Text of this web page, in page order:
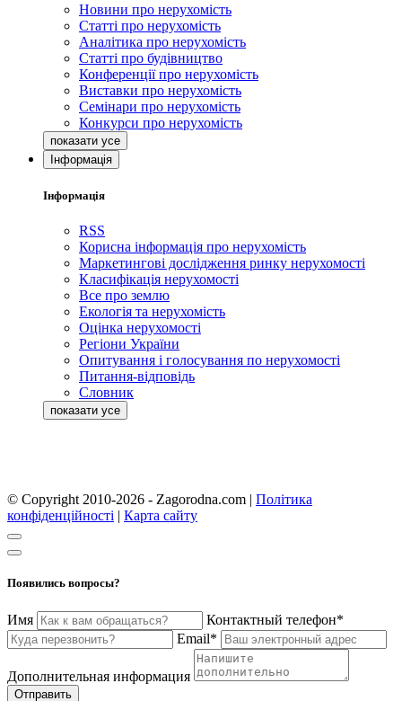
Новини про нерухомість
Статті про нерухомість
Аналітика про нерухомість
Статті про будівництво
Конференції про нерухомість
Виставки про нерухомість
Семінари про нерухомість
Конкурси про нерухомість
Інформація
Інформація
RSS
Корисна інформація про нерухомість
Маркетингові дослідження ринку нерухомості
Класифікація нерухомості
Все про землю
Екологія та нерухомість
Оцінка нерухомості
Регіони України
Опитування і голосування по нерухомості
Питання-відповідь
Словник
© Copyright 2010-2026 - Zagorodna.com | Політика
конфіденційності | Карта сайту
Появились вопросы?
Имя
Контактный телефон*
Email*
Дополнительная информация
Отправить